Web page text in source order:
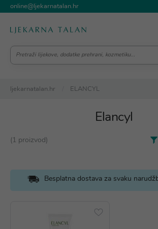
online@ljekarnatalan.hr
ljekarnatalan.hr ELANCYL
Elancyl
(1 proizvod)
Besplatna dostava za svaku